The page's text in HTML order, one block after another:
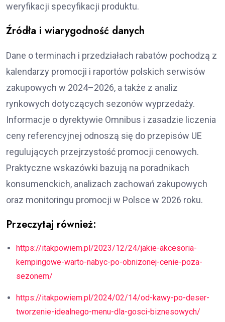
weryfikacji specyfikacji produktu.
Źródła i wiarygodność danych
Dane o terminach i przedziałach rabatów pochodzą z
kalendarzy promocji i raportów polskich serwisów
zakupowych w 2024–2026, a także z analiz
rynkowych dotyczących sezonów wyprzedaży.
Informacje o dyrektywie Omnibus i zasadzie liczenia
ceny referencyjnej odnoszą się do przepisów UE
regulujących przejrzystość promocji cenowych.
Praktyczne wskazówki bazują na poradnikach
konsumenckich, analizach zachowań zakupowych
oraz monitoringu promocji w Polsce w 2026 roku.
Przeczytaj również:
https://itakpowiem.pl/2023/12/24/jakie-akcesoria-
kempingowe-warto-nabyc-po-obnizonej-cenie-poza-
sezonem/
https://itakpowiem.pl/2024/02/14/od-kawy-po-deser-
tworzenie-idealnego-menu-dla-gosci-biznesowych/